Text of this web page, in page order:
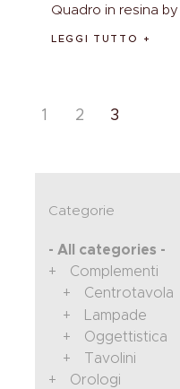
Quadro in resina
LEGGI TUTTO
1 2 3
Categorie
- All categories -
Complementi
Centrotavola
Lampade
Oggettistica
Tavolini
Orologi